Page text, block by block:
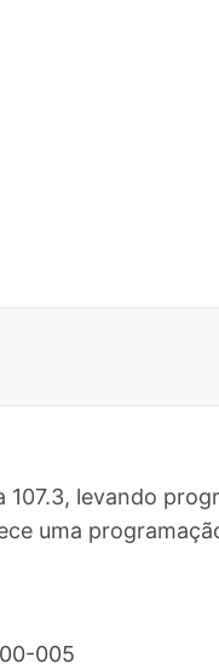
levando
uma
005